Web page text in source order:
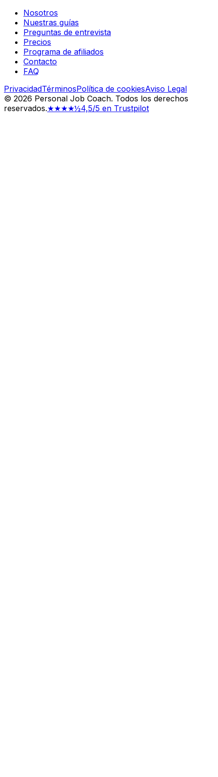
Nosotros
Nuestras guías
Preguntas de entrevista
Precios
Programa de afiliados
Contacto
FAQ
PrivacidadTérminosPolítica de cookiesAviso Legal
© 2026 Personal Job Coach. Todos los derechos
reservados.★★★★½4,5/5 en Trustpilot